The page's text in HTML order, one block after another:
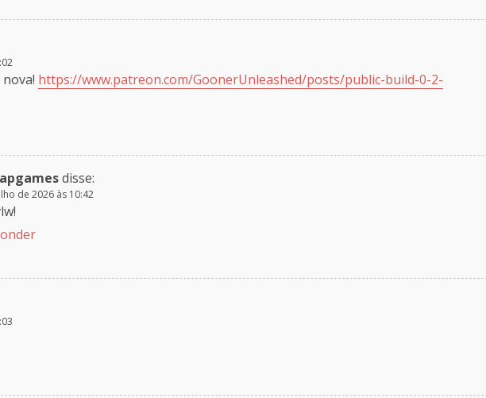
https://www.patreon.com/GoonerUnleashed/posts/public-build-0-2-
disse:
de 2026 às 10:42